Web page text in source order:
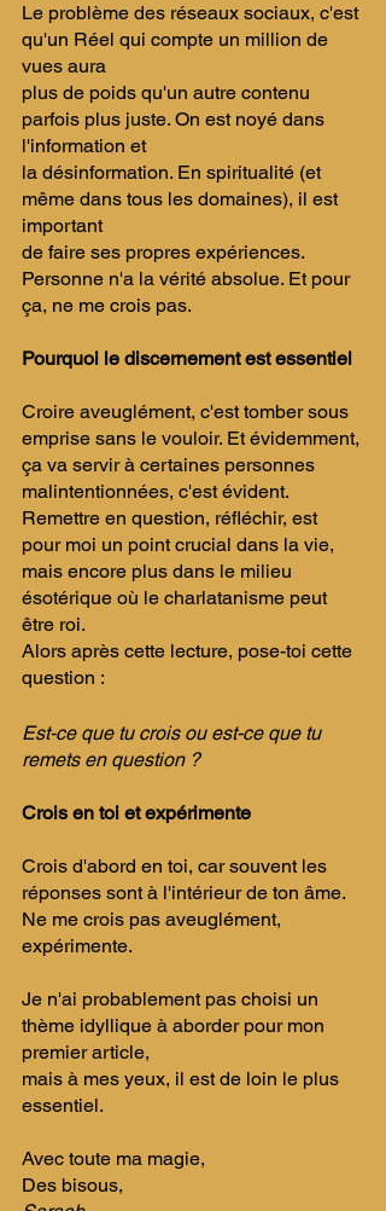
Le problème des réseaux sociaux, c'est
qu'un Réel qui compte un million de
vues aura
plus de poids qu'un autre contenu
parfois plus juste. On est noyé dans
l'information et
la désinformation. ​En spiritualité (et
même dans tous les domaines), il est
important
de faire ses propres expériences.
Personne n'a la vérité absolue. Et pour
ça, ne me crois pas. ​
Pourquoi le discernement est essentiel
​Croire aveuglément, c'est tomber sous
emprise sans le vouloir. Et évidemment,
ça va servir à certaines personnes
malintentionnées, c'est évident. ​
Remettre en question, réfléchir, est
pour moi un point crucial dans la vie,
mais encore plus dans le milieu
ésotérique où le charlatanisme peut
être roi.
​Alors après cette lecture, pose-toi cette
question :
Est-ce que tu crois ou est-ce que tu
remets en question ?
​Crois en toi et expérimente
​Crois d'abord en toi, car souvent les
réponses sont à l'intérieur de ton âme.
Ne me crois pas aveuglément,
expérimente. ​
Je n'ai probablement pas choisi un
thème idyllique à aborder pour mon
premier article,
mais à mes yeux, il est de loin le plus
essentiel.
Avec toute ma magie, ​
Des bisous,